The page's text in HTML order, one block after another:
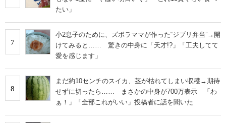
たい」
7
小2息子のために、ズボラママが作った“ジブリ弁当”→開
けてみると…… 驚きの中身に「天才!?」「工夫してて
愛を感じます」
8
まだ約10センチのスイカ、茎が枯れてしまい収穫→期待
せずに切ったら…… まさかの中身が700万表示 「わ
ぁ！」「全部これがいい」投稿者に話を聞いた